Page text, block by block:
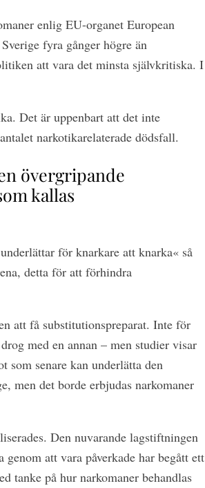
enlig EU-organet European
fyra gånger högre än
att vara det minsta självkritiska. I
Det är uppenbart att det inte
narkotikarelaterade dödsfall.
övergripande
kallas
för knarkare att knarka« så
detta för att förhindra
att få substitutionspreparat. Inte för
med en annan – men studier visar
som senare kan underlätta den
men det borde erbjudas narkomaner
Den nuvarande lagstiftningen
att vara påverkade har begått ett
tanke på hur narkomaner behandlas